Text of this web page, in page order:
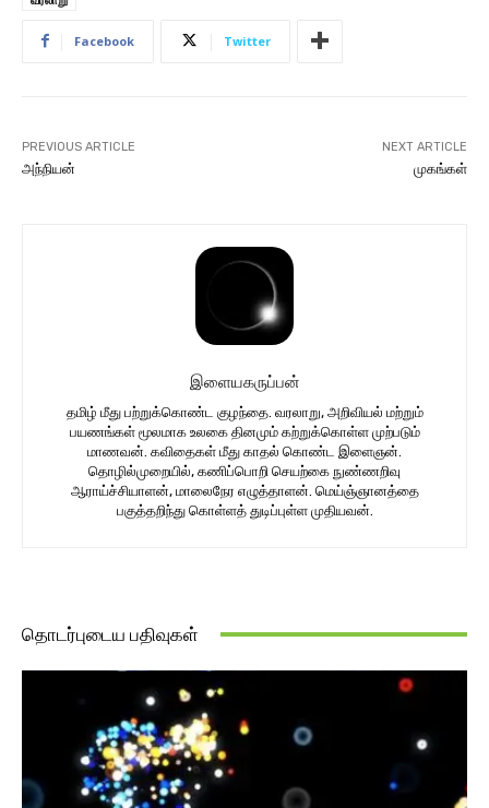
Facebook Twitter
PREVIOUS ARTICLE
அந்நியன்
NEXT ARTICLE
முகங்கள்
இளையகருப்பன்
தமிழ் மீது பற்றுக்கொண்ட குழந்தை. வரலாறு, அறிவியல் மற்றும்
பயணங்கள் மூலமாக உலகை தினமும் கற்றுக்கொள்ள முற்படும்
மாணவன். கவிதைகள் மீது காதல் கொண்ட இளைஞன்.
தொழில்முறையில், கணிப்பொறி செயற்கை நுண்ணறிவு
ஆராய்ச்சியாளன், மாலைநேர எழுத்தாளன். மெய்ஞ்ஞானத்தை
பகுத்தறிந்து கொள்ளத் துடிப்புள்ள முதியவன்.
தொடர்புடைய பதிவுகள்